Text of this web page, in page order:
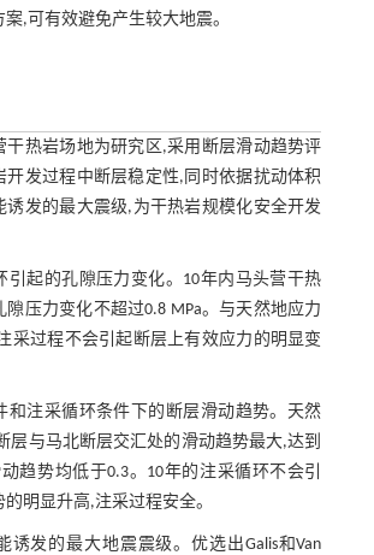
,可有效避免产生较大地震。
干热岩场地为研究区,采用断层滑动趋势评
开发过程中断层稳定性,同时依据扰动体积
诱发的最大震级,为干热岩规模化安全开发
引起的孔隙压力变化。10年内马头营干热
隙压力变化不超过0.8 MPa。与天然地应力
采过程不会引起断层上有效应力的明显变
和注采循环条件下的断层滑动趋势。天然
层与马北断层交汇处的滑动趋势最大,达到
趋势均低于0.3。10年的注采循环不会引
明显升高,注采过程安全。
诱发的最大地震震级。优选出Galis和Van